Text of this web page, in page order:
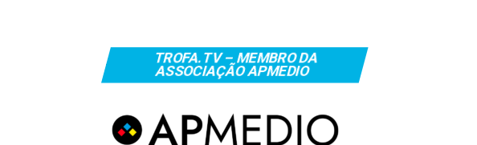
TROFA.TV – MEMBRO DA
ASSOCIAÇÃO APMEDIO